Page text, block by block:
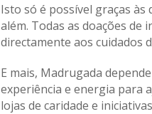
Isto só é possível graças
além. Todas as doações de
directamente aos cuidados
E mais, Madrugada
experiência e energia para
lojas de caridade e